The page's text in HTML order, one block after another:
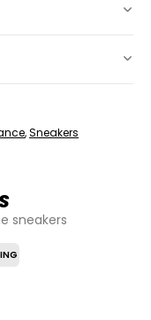
,Sneakers
sneakers